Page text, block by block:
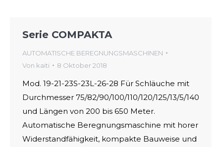
Serie COMPAKTA
AUTOMATISCHE BEREGNUNGSMASCHINEN
Von kaiti 8 Oktober 2018
Mod. 19-21-23S-23L-26-28 Für Schläuche mit
Durchmesser 75/82/90/100/110/120/125/13/5/140
und Längen von 200 bis 650 Meter.
Automatische Beregnungsmaschine mit horer
Widerstandfähigkeit, kompakte Bauweise und